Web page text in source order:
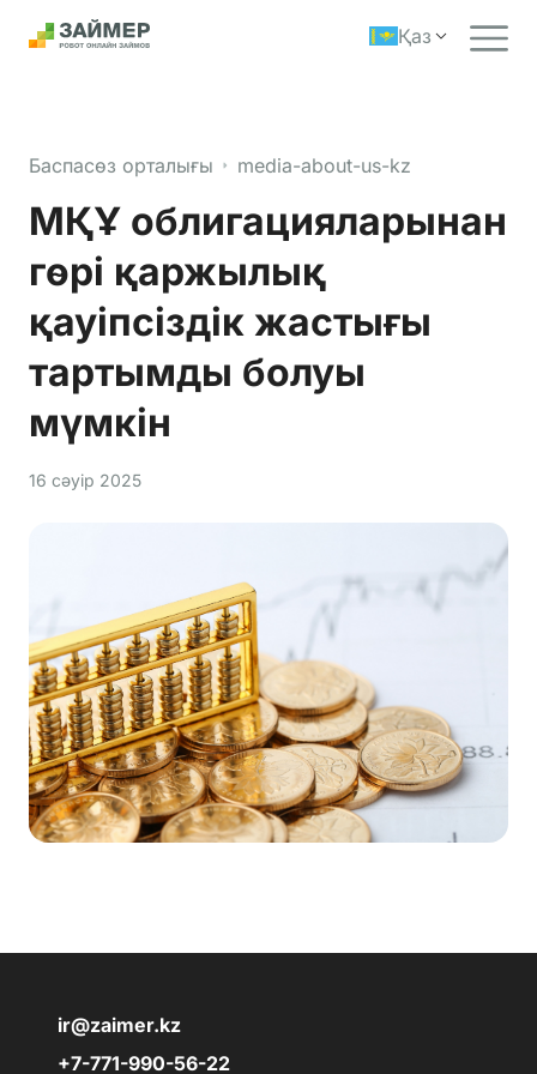
Қаз
Баспасөз орталығы media-about-us-kz
МҚҰ облигацияларынан
гөрі қаржылық
қауіпсіздік жастығы
тартымды болуы
мүмкін
16 сәуір 2025
ir@zaimer.kz
+7-771-990-56-22